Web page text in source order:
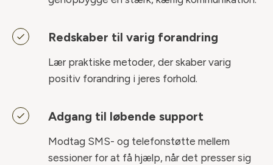
Redskaber til varig forandring
Lær praktiske metoder, der skaber varig
positiv forandring i jeres forhold.
Adgang til løbende support
Modtag SMS- og telefonstøtte mellem
sessioner for at få hjælp, når det presser sig